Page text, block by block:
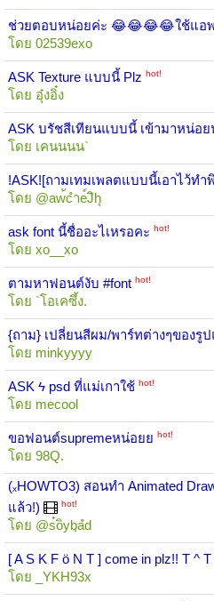
ช่วยตอบหน่อยค่ะ 😂😂😂😂ใช้แอ
โดย 02539exo
ASK Texture แบบนี้ Plz hot!
โดย อุ๋งอิ๋ง
ASK บรัชสีเทียนแบบนี้ เข้ามาหน่อย
โดย เคนนนน`
!ASK![ถามเทมเพลตแบบนี้เอาไว้ทำ
โดย @aw้cำe์Jิhุ
ask font นี้ชื่ออะไเหรอคะ hot!
โดย xo__xo
ตามหาฟอนต์งับ #font hot!
โดย `โอเคซึ้ง.
{ถาม} เปลี่ยนสีผม/พาร์ทต่างๆของรู
โดย minkyyyy
ASK ϟ psd ที่แม่เกาใช้ hot!
โดย mecool
ขอฟอนต์supremeหน่อยย hot!
โดย 98Q.
(ₓHOWTO3) สอนทำ Animated
แล้ว!)
hot!
โดย @s๋oิybฺaํd
[ A S K F ö N T ] come in plz!! T ^ T
โดย _YKH93x